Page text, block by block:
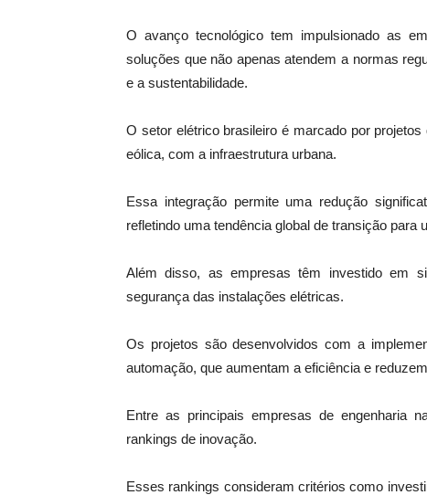
O avanço tecnológico tem impulsionado as
soluções que não apenas atendem a normas
e a sustentabilidade.
O setor elétrico brasileiro é marcado por
eólica, com a infraestrutura urbana.
Essa integração permite uma redução
refletindo uma tendência global de transição para
Além disso, as empresas têm investido em
segurança das instalações elétricas.
Os projetos são desenvolvidos com a
automação, que aumentam a eficiência e
Entre as principais empresas de engenharia
rankings de inovação.
Esses rankings consideram critérios como